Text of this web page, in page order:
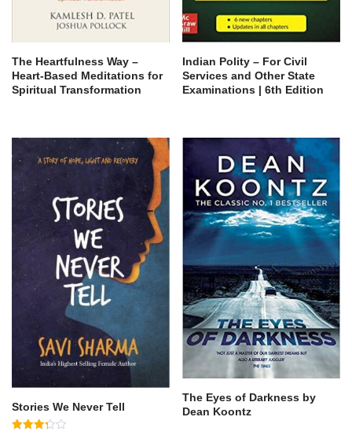
The Heartfulness Way –
Heart-Based Meditations for
Spiritual Transformation
Indian Polity – For Civil
Services and Other State
Examinations | 6th Edition
Stories We Never Tell
The Eyes of Darkness by
Dean Koontz